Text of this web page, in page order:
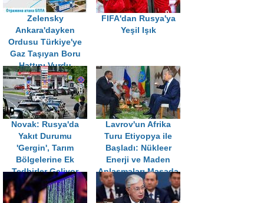
Zelensky
Ankara'dayken
Ordusu Türkiye'ye
Gaz Taşıyan Boru
Hattını Vurdu
FIFA'dan Rusya'ya
Yeşil Işık
Novak: Rusya'da
Yakıt Durumu
'Gergin', Tarım
Bölgelerine Ek
Tedbirler Geliyor
Lavrov'un Afrika
Turu Etiyopya ile
Başladı: Nükleer
Enerji ve Maden
Anlaşmaları Masada